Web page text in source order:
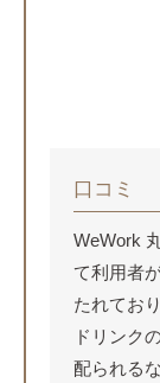
口コミ
WeWork
て利用者
たれてお
ドリンク
配られる